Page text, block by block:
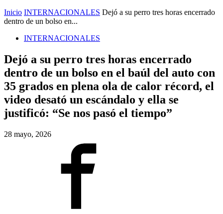
Inicio INTERNACIONALES Dejó a su perro tres horas encerrado
dentro de un bolso en...
INTERNACIONALES
Dejó a su perro tres horas encerrado
dentro de un bolso en el baúl del auto con
35 grados en plena ola de calor récord, el
video desató un escándalo y ella se
justificó: “Se nos pasó el tiempo”
28 mayo, 2026